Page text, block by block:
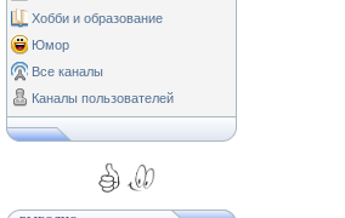
Хобби и образование
Юмор
Все каналы
Каналы пользователей